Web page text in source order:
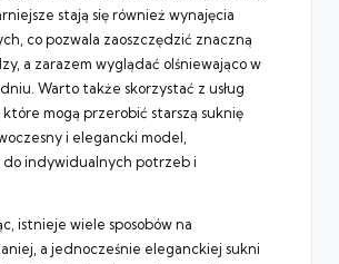
stają się również wynajęcia
co pozwala zaoszczędzić znaczną
a zarazem wyglądać olśniewająco w
Warto także skorzystać z usług
mogą przerobić starszą suknię
i elegancki model,
do indywidualnych potrzeb i
istnieje wiele sposobów na
a jednocześnie eleganckiej sukni